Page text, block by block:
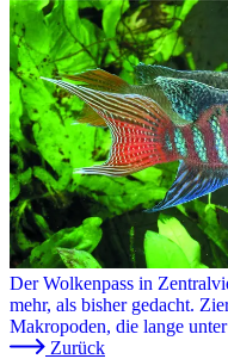
Der Wolkenpass in
mehr, als bisher gedacht.
Makropoden, die lange
Zurück